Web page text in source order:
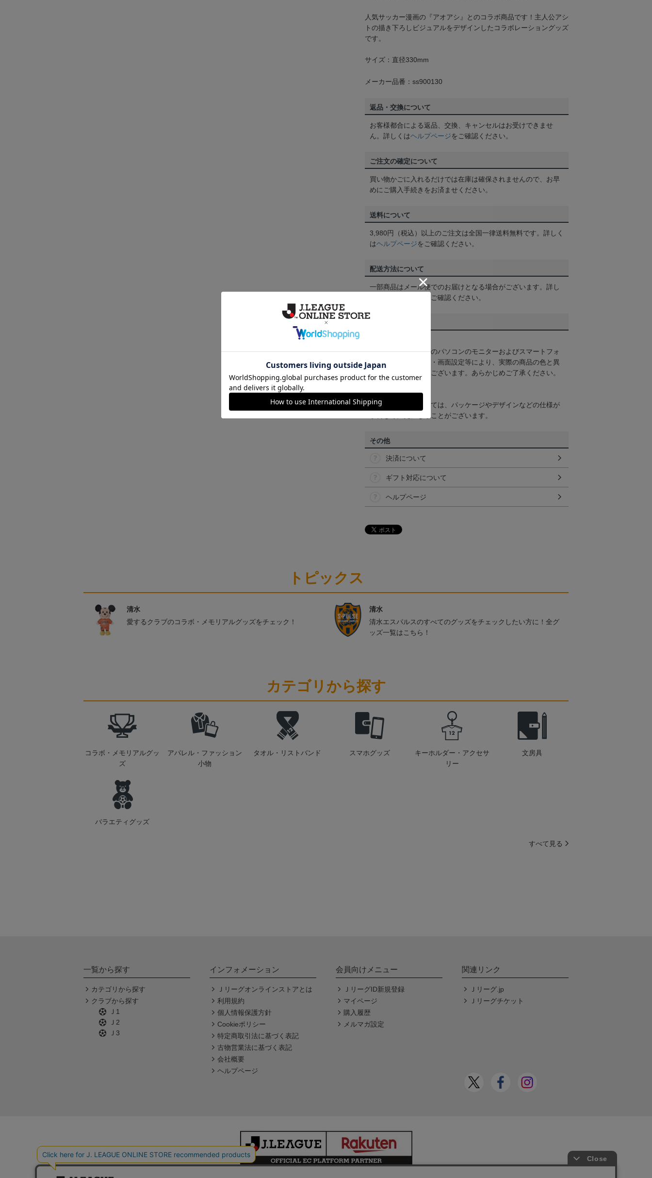
人気サッカー漫画の『アオアシ』とのコラボ商品です！主人公アシ
トの描き下ろしビジュアルをデザインしたコラボレーショングッズ
です。
サイズ：直径330mm
メーカー品番：ss900130
返品・交換について
お客様都合による返品、交換、キャンセルはお受けできませ
ん。詳しくはヘルプページをご確認ください。
ご注文の確定について
買い物かごに入れるだけでは在庫は確保されませんので、お早
めにご購入手続きをお済ませください。
送料について
3,980円（税込）以上のご注文は全国一律送料無料です。詳しく
はヘルプページをご確認ください。
配送方法について
一部商品はメール便でのお届けとなる場合がございます。詳し
をご確認ください。
商品画像は、お使いのパソコンのモニターおよびスマートフォ
ンのメーカー・機種・画面設定等により、実際の商品の色と異
なって見える場合がございます。あらかじめご了承ください。
【仕様について】
取り扱い商品によっては、パッケージやデザインなどの仕様が
予告なく変更になることがございます。
その他
決済について
ギフト対応について
ヘルプページ
トピックス
清水
愛するクラブのコラボ・メモリアルグッズをチェック！
清水
清水エスパルスのすべてのグッズをチェックしたい方に！全グ
ッズ一覧はこちら！
カテゴリから探す
コラボ・メモリアルグッ
ズ
アパレル・ファッション
小物
タオル・リストバンド スマホグッズ
キーホルダー・アクセサ
リー
文房具
バラエティグッズ
すべて見る
一覧から探す
カテゴリから探す
クラブから探す
Ｊ1
Ｊ2
Ｊ3
インフォメーション
Ｊリーグオンラインストアとは
利用規約
個人情報保護方針
Cookieポリシー
特定商取引法に基づく表記
古物営業法に基づく表記
会社概要
ヘルプページ
会員向けメニュー
ＪリーグID新規登録
マイページ
購入履歴
メルマガ設定
関連リンク
Ｊリーグ.jp
Ｊリーグチケット